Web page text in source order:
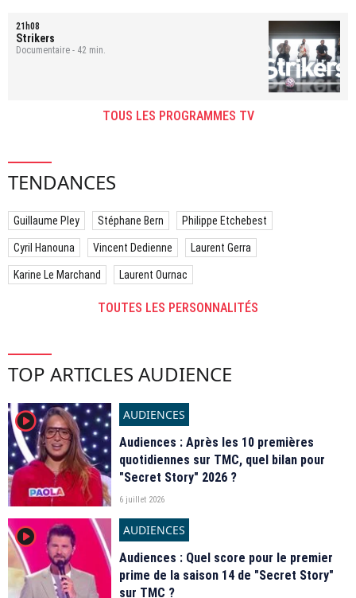
21h08
Strikers
Documentaire - 42 min.
TOUS LES PROGRAMMES TV
TENDANCES
Guillaume Pley Stéphane Bern Philippe Etchebest
Cyril Hanouna Vincent Dedienne Laurent Gerra
Karine Le Marchand Laurent Ournac
TOUTES LES PERSONNALITÉS
TOP ARTICLES AUDIENCE
player2
AUDIENCES
Audiences : Après les 10 premières
quotidiennes sur TMC, quel bilan pour
"Secret Story" 2026 ?
6 juillet 2026
player2
AUDIENCES
Audiences : Quel score pour le premier
prime de la saison 14 de "Secret Story"
sur TMC ?